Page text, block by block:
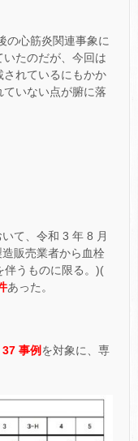
の心筋炎関連事象に
たのだが、今回は
されているにもかか
いない点が腑に落
て、令和 3 年 8 月
販売業者から血栓
伴うものに限る。)(
あった。
37 事例を対象に、専